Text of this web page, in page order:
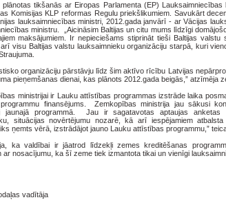
tikšanās ar Eiropas Parlamenta (EP) Lauksaimniecības
Komisijas KLP reformas Regulu priekšlikumiem. Savukārt
lauksaimniecības ministri, 2012.gada janvārī - ar Vācijas
ministru. „Aicināsim Baltijas un citu mums līdzīgi
maksājumiem. Ir nepieciešams stiprināt tieši Baltijas valstu
visu Baltijas valstu lauksaimnieku organizāciju starpā, kuri
organizāciju pārstāvju līdz šim aktīvo rīcību Latvijas
pieņemšanas dienai, kas plānots 2012.gada beigās,” atzīmēja
ministrijai ir Lauku attīstības programmas izstrāde laika
finansējums. Zemkopības ministrija jau sākusi
jaunajā programmā. Jau ir sagatavotas aptaujas anketas
situācijas novērtējumu nozarē, kā arī iespējamiem
ņemts vērā, izstrādājot jauno Lauku attīstības programmu,”
ka valdībai ir jāatrod līdzekļi zemes kreditēšanas
nosacījumu, ka šī zeme tiek izmantota tikai un vienīgi
vadītāja